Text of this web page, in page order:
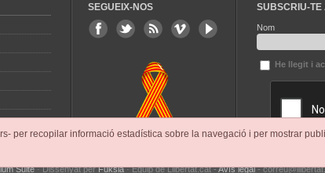
per recopilar informació estadística sobre la navegació i per mostrar
SEGUEIX-NOS SUBSCRIU-TE
Nom
He llegit i
Suite· Dissenyat perFuksia· Equip de Llibertat.cat -Avís legal-